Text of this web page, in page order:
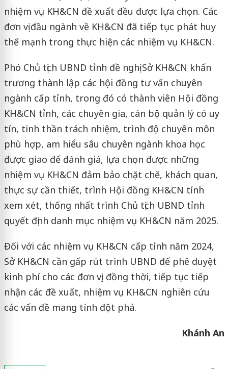
nhiệm vụ KH&CN đề xuất đều được lựa chọn. Các
đơn vị đầu ngành về KH&CN đã tiếp tục phát huy
thế mạnh trong thực hiện các nhiệm vụ KH&CN.
Phó Chủ tịch UBND tỉnh đề nghị Sở KH&CN khẩn
trương thành lập các hội đồng tư vấn chuyên
ngành cấp tỉnh, trong đó có thành viên Hội đồng
KH&CN tỉnh, các chuyên gia, cán bộ quản lý có uy
tín, tinh thần trách nhiệm, trình độ chuyên môn
phù hợp, am hiểu sâu chuyên ngành khoa học
được giao để đánh giá, lựa chọn được những
nhiệm vụ KH&CN đảm bảo chặt chẽ, khách quan,
thực sự cần thiết, trình Hội đồng KH&CN tỉnh
xem xét, thống nhất trình Chủ tịch UBND tỉnh
quyết định danh mục nhiệm vụ KH&CN năm 2025.
Đối với các nhiệm vụ KH&CN cấp tỉnh năm 2024,
Sở KH&CN cần gấp rút trình UBND để phê duyệt
kinh phí cho các đơn vị; đồng thời, tiếp tục tiếp
nhận các đề xuất, nhiệm vụ KH&CN nghiên cứu
các vấn đề mang tính đột phá.
Khánh An